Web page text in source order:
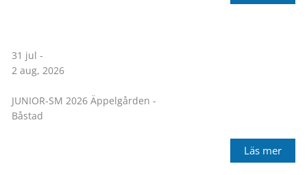
31 jul -
2 aug, 2026
JUNIOR-SM 2026 Äppelgården -
Båstad
Läs mer